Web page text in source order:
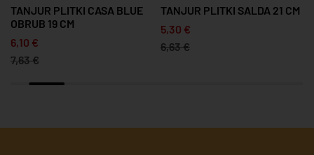
TANJUR PLITKI CASA BLUE
OBRUB 19 CM
6,10 €
7,63 €
TANJUR PLITKI SALDA 21 CM
5,30 €
6,63 €